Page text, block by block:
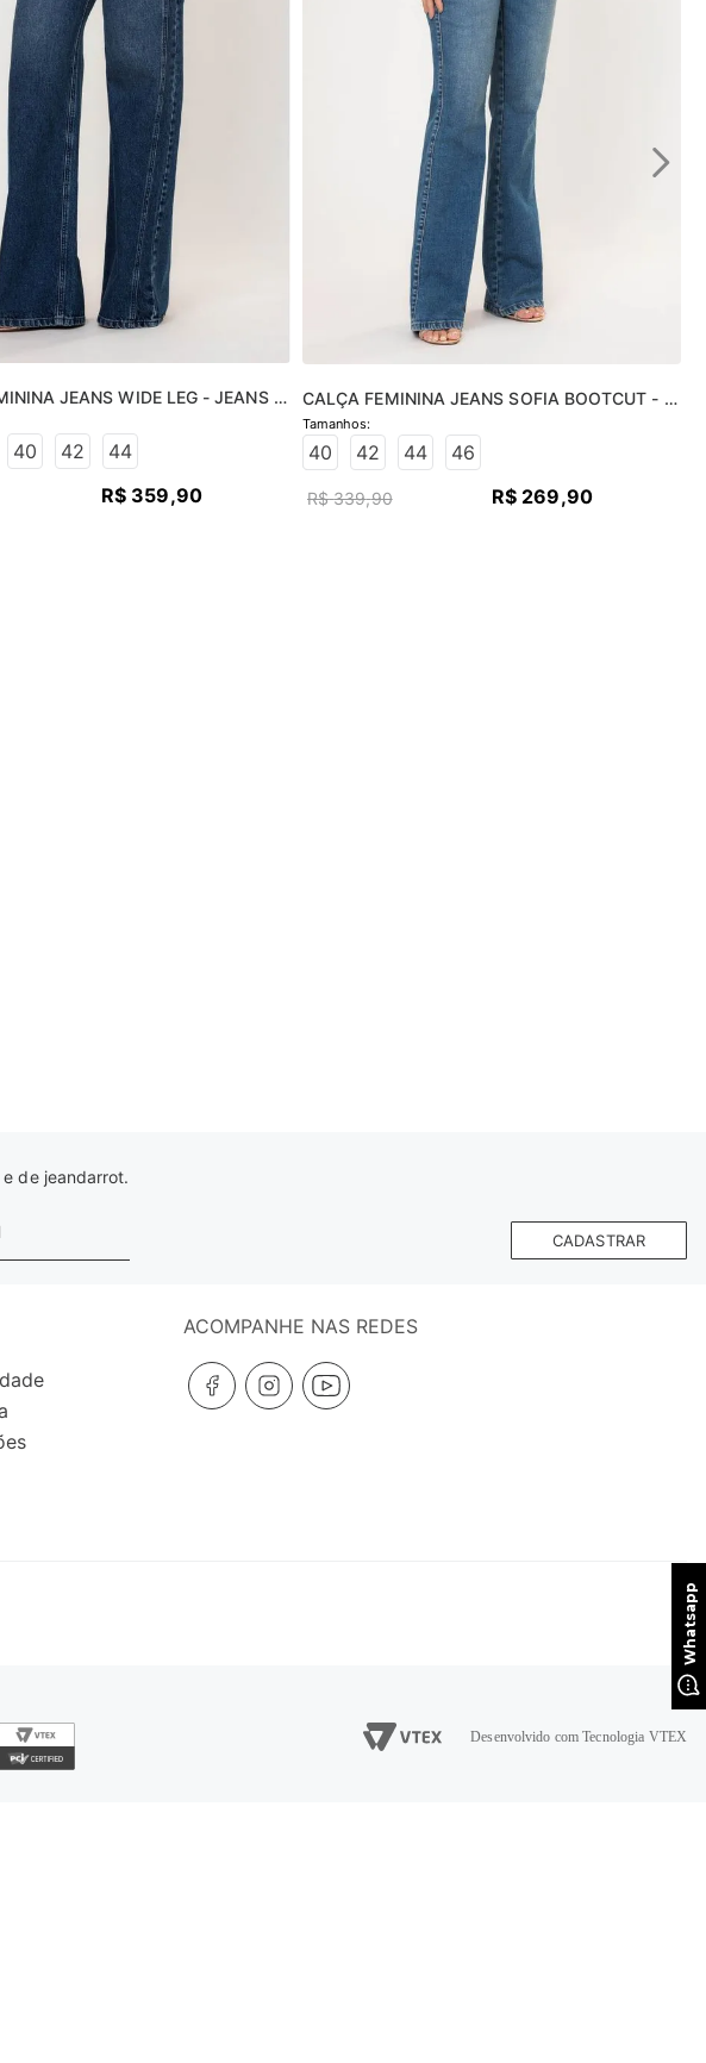
JEANS WIDE LEG - JEANS
40 42
44
R$ 359,90
CALÇA FEMININA JEANS SOFIA BOOTCUT -
JEANS MÉDIO
40 42 44 46
R$ 339,90 R$ 269,90
de jeandarrot.
CADASTRAR
ACOMPANHE NAS REDES
Desenvolvido com Tecnologia VTEX